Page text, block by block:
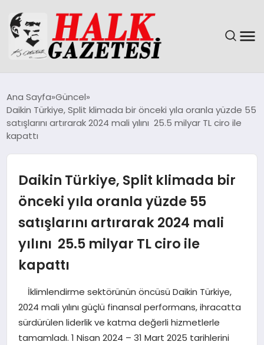
DÜNYA
EKONOMI
MAGAZIN
SAĞLIK
SIYASET
SPOR
TEKNOLOJI
Ana Sayfa Güncel
Daikin Türkiye, Split klimada bir önceki yıla oranla yüzde 55
satışlarını artırarak 2024 mali yılını 25.5 milyar TL ciro ile
kapattı
Daikin Türkiye, Split klimada bir
önceki yıla oranla yüzde 55
satışlarını artırarak 2024 mali
yılını 25.5 milyar TL ciro ile
kapattı
İklimlendirme sektörünün öncüsü Daikin Türkiye,
2024 mali yılını güçlü finansal performans, ihracatta
sürdürülen liderlik ve katma değerli hizmetlerle
tamamladı. 1 Nisan 2024 – 31 Mart 2025 tarihlerini